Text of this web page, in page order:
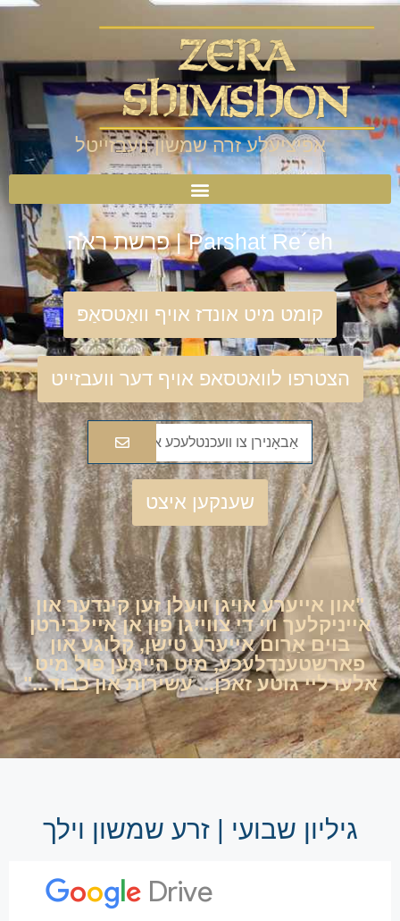
אפיציעלע זרה שמשון וועבזייטל
Parshat Re´eh | פרשת ראה
קומט מיט אונדז אויף וואַטסאַפּ
הצטרפו לוואטסאפ אויף דער וועבזייט
שענקען איצט
"און אייערע אויגן וועלן זען קינדער און
אייניקלעך ווי די צווייגן פון אן איילבירטן
בוים אַרום אייערע טישן, קלוגע און
פארשטענדלעכע, מיט היימען פול מיט
אלערליי גוטע זאכן... עשירות און כבוד..."
גיליון שבועי | זרע שמשון וילך